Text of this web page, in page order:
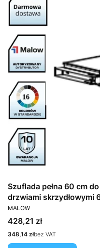
Szuflada pełna 60 cm
drzwiami skrzydłowymi
PRODUCENT
MALOW
Cena
428,21 zł
Cena
348,14 złbez VAT